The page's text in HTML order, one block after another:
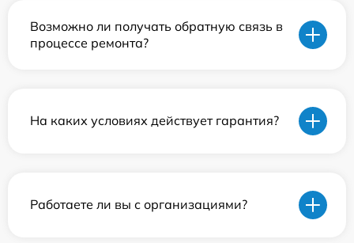
Возможно ли получать обратную связь в
процессе ремонта?
На каких условиях действует гарантия?
Работаете ли вы с организациями?